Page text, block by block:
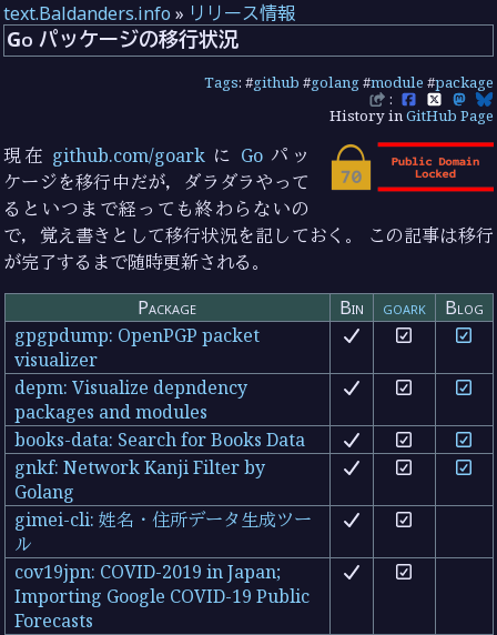
text.Baldanders.info » リリース情報
Go パッケージの移行状況
Tags: #github #golang#module #package
:
History inGitHub Page
現在 github.com/goark に Go パッ
ケージを移行中だが，ダラダラやって
るといつまで経っても終わらないの
で，覚え書きとして移行状況を記しておく。 この記事は移行
が完了するまで随時更新される。
Package
Bin goark
Blog
gpgpdump: OpenPGP packet
visualizer
depm: Visualize depndency
packages and modules
books-data: Search for Books Data
gnkf: Network Kanji Filter by
Golang
gimei-cli: 姓名・住所データ生成ツー
ル
cov19jpn: COVID-2019 in Japan;
Importing Google COVID-19 Public
Forecasts